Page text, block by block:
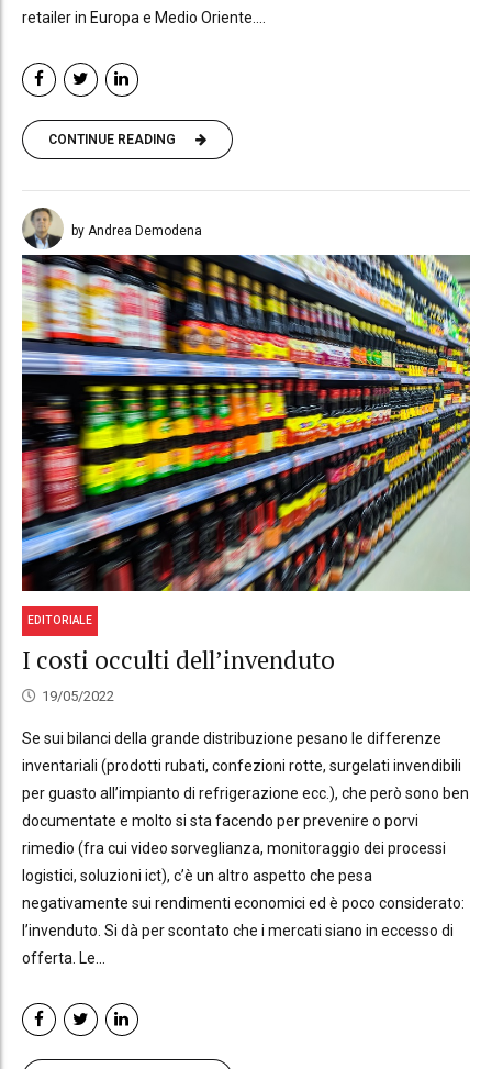
retailer in Europa e Medio Oriente....
CONTINUE READING
by Andrea Demodena
EDITORIALE
I costi occulti dell’invenduto
19/05/2022
Se sui bilanci della grande distribuzione pesano le differenze
inventariali (prodotti rubati, confezioni rotte, surgelati invendibili
per guasto all’impianto di refrigerazione ecc.), che però sono ben
documentate e molto si sta facendo per prevenire o porvi
rimedio (fra cui video sorveglianza, monitoraggio dei processi
logistici, soluzioni ict), c’è un altro aspetto che pesa
negativamente sui rendimenti economici ed è poco considerato:
l’invenduto. Si dà per scontato che i mercati siano in eccesso di
offerta. Le...